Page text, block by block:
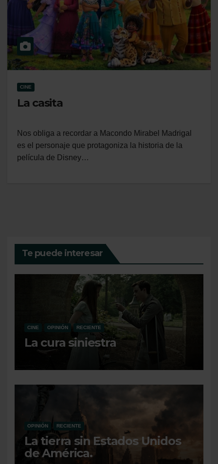
CINE
La casita
Nos obliga a recordar a Macondo Mirabel Madrigal
es el personaje que protagoniza la historia de la
película de Disney…
Te puede interesar
CINE OPINIÓN RECIENTE
La cura siniestra
OPINIÓN RECIENTE
La tierra sin Estados Unidos
de América.